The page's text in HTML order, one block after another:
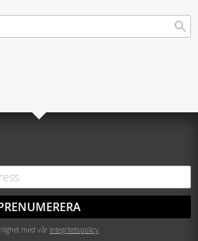
med vår integritetspolicy.